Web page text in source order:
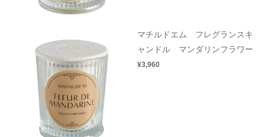
マチルドエム フレグランスキ
ャンドル マンダリンフラワー
¥3,960